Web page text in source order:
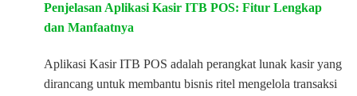
Penjelasan Aplikasi Kasir ITB POS: Fitur Lengkap
dan Manfaatnya
Aplikasi Kasir ITB POS adalah perangkat lunak kasir yang
dirancang untuk membantu bisnis ritel mengelola transaksi